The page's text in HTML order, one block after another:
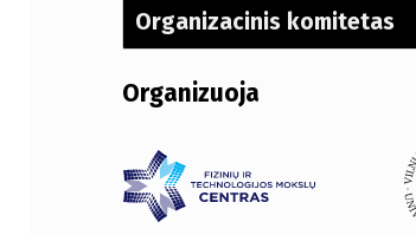
Organizacinis komitetas
Organizuoja